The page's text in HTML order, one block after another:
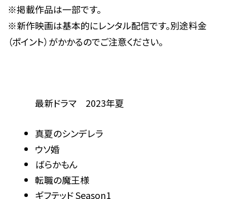
※掲載作品は一部です。
※新作映画は基本的にレンタル配信です。別途料金
（ポイント）がかかるのでご注意ください。
最新ドラマ 2023年夏
真夏のシンデレラ
ウソ婚
ばらかもん
転職の魔王様
ギフテッド Season1